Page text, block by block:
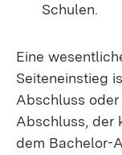
Schulen.
Eine
Seiteneinstieg
Abschluss
Abschluss, der
dem Bachelor-